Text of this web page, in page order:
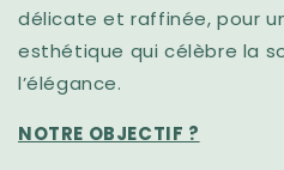
délicate et raffinée, pour
esthétique qui célèbre la
l’élégance.
NOTRE OBJECTIF ?